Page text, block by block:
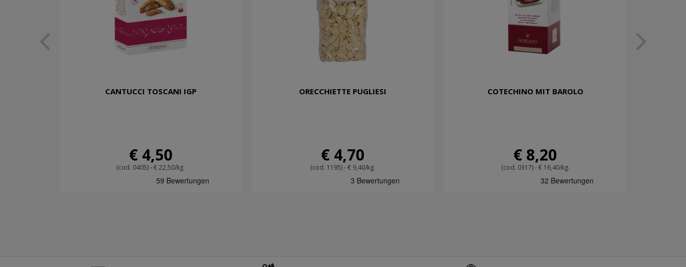
CANTUCCI TOSCANI IGP
€ 4,50
(cod. 0405) - € 22,50/kg.
ORECCHIETTE PUGLIESI
€ 4,70
(cod. 1195) - € 9,40/kg.
COTECHINO MIT BAROLO
€ 8,20
(cod. 0317) - € 16,40/kg.